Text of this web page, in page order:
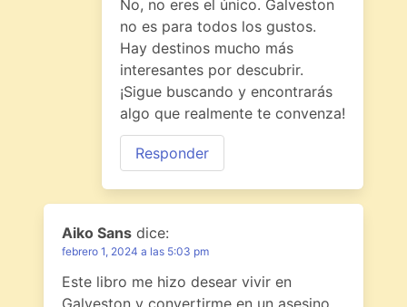
No, no eres el único. Galveston
no es para todos los gustos.
Hay destinos mucho más
interesantes por descubrir.
¡Sigue buscando y encontrarás
algo que realmente te convenza!
Responder
Aiko Sans dice:
febrero 1, 2024 a las 5:03 pm
Este libro me hizo desear vivir en